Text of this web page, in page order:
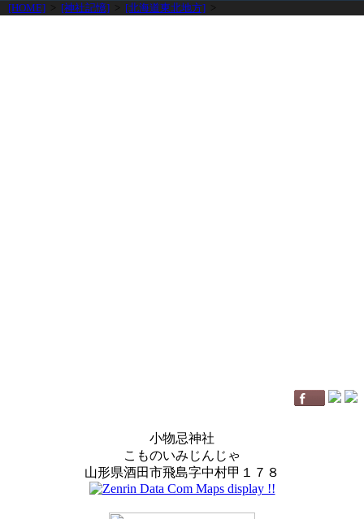
[HOME] [神社記憶] [北海道東北地方]
小物忌神社
こものいみじんじゃ
山形県酒田市飛島字中村甲１７８